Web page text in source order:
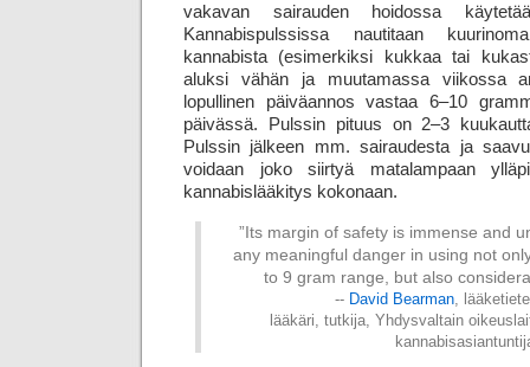
vakavan sairauden hoidossa
Kannabispulssissa nautitaan
kannabista (esimerkiksi kukkaa tai
aluksi vähän ja muutamassa viikossa
lopullinen päiväannos vastaa 6–10
päivässä. Pulssin pituus on 2–3
Pulssin jälkeen mm. sairaudesta ja
voidaan joko siirtyä matalampaan
kannabislääkitys kokonaan.
”Its margin of safety is immense and
any meaningful danger in using not
to 9 gram range, but also
-- David Bearman ,
lääkäri, tutkija, Yhdysvaltain